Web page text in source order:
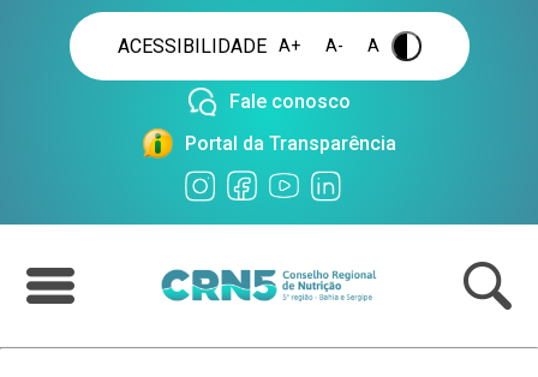
ACESSIBILIDADE A+ A- A .
Fale conosco
Portal da Transparência